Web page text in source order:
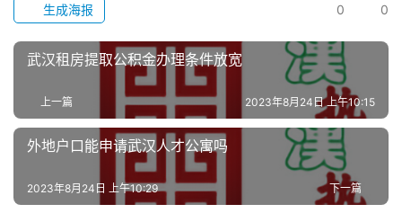
滚
动
活
百
科
0 0
生成海报
武汉租房提取公积金办理条件放宽
上一篇 2023年8月24日 上午10:15
外地户口能申请武汉人才公寓吗
下一篇
2023年8月24日 上午10:29